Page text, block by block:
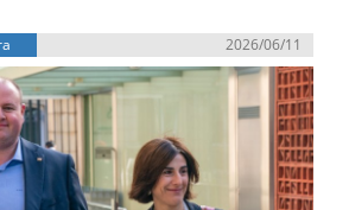
2026/06/11